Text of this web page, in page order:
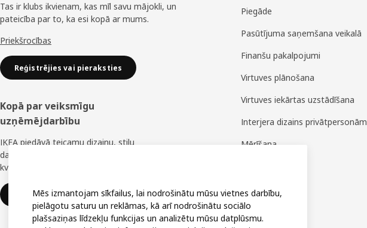
Tas ir klubs ikvienam, kas mīl savu mājokli, un
pateicība par to, ka esi kopā ar mums.
Priekšrocības
Reģistrējies vai pieraksties
Kopā par veiksmīgu
uzņēmējdarbību
IKEA piedāvā teicamu dizainu, stilu
daudzveidību, lielisku cenu un uzticamu
kvalitāti.
IKEA uzņēmumiem
Piegāde
Pasūtījuma saņemšana veikalā
Finanšu pakalpojumi
Virtuves plānošana
Virtuves iekārtas uzstādīšana
Interjera dizains privātpersonām
Mērīšana
Mēs izmantojam sīkfailus, lai nodrošinātu mūsu vietnes darbību,
pielāgotu saturu un reklāmas, kā arī nodrošinātu sociālo
plašsaziņas līdzekļu funkcijas un analizētu mūsu datplūsmu.